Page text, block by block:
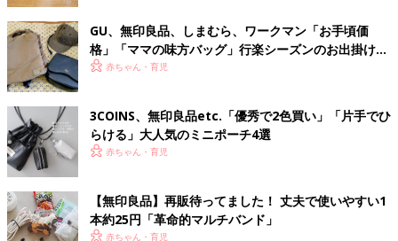
GU、無印良品、しまむら、ワークマン「お手頃価
格」「ママの味方バッグ」行楽シーズンのお出掛け
に！おすすめの大人リュック5選
赤ちゃん・育児
3COINS、無印良品etc.「優秀で2色買い」「片手でひ
らける」大人気のミニポーチ4選
赤ちゃん・育児
【無印良品】再販待ってました！ 丈夫で使いやすい1
本約25円「革命的マルチバンド」
赤ちゃん・育児